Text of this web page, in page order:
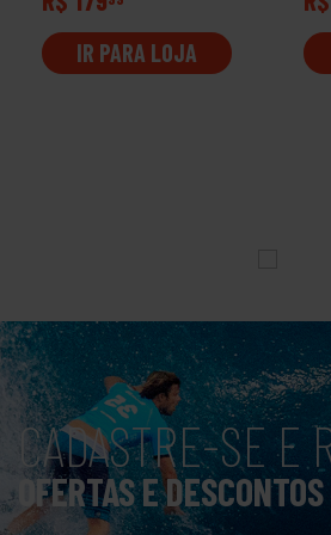
IR PARA LOJA
CADASTRE-SE E
OFERTAS E